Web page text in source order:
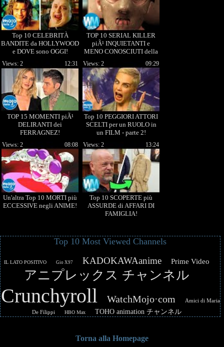
Top 10 CELEBRITÀ
BANDITE da HOLLYWOOD
e DOVE sono OGGI!
TOP 10 SERIAL KILLER
piÃ¹ INQUIETANTI e
MENO CONOSCIUTI della
TOP 15 MOMENTI piÃ¹
DELIRANTI dei
FERRAGNEZ!
12:31
Views: 2
Top 10 PEGGIORI ATTORI
SCELTI per un RUOLO in
un FILM - parte 2!
09:29
Views: 2
Un'altra Top 10 MORTI più
ECCESSIVE negli ANIME!
08:08
Views: 2
Top 10 SCOPERTE più
ASSURDE di AFFARI DI
FAMIGLIA!
13:24
Views: 2
Top 10 Most Viewed Channels
IL LATO POSITIVO Gio X97 KADOKAWAanime Prime Video
アニプレックス チャンネル
Crunchyroll WatchMojo·com
Amici di Maria
De Filippi
HBO Max TOHO animation チャンネル
Torna alla Homepage